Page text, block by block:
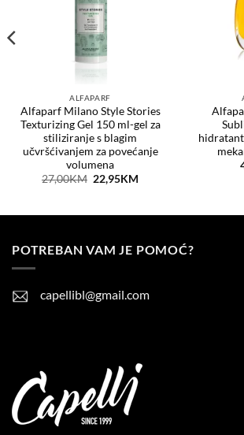
ALFAPARF
Alfaparf Milano Style Stories
Texturizing Gel 150 ml-gel za
stiliziranje s blagim
učvršćivanjem za povećanje
volumena
27,00KM Original
price
22,95KM
POTREBAN VAM JE POMOĆ?
capellibl@gmail.com